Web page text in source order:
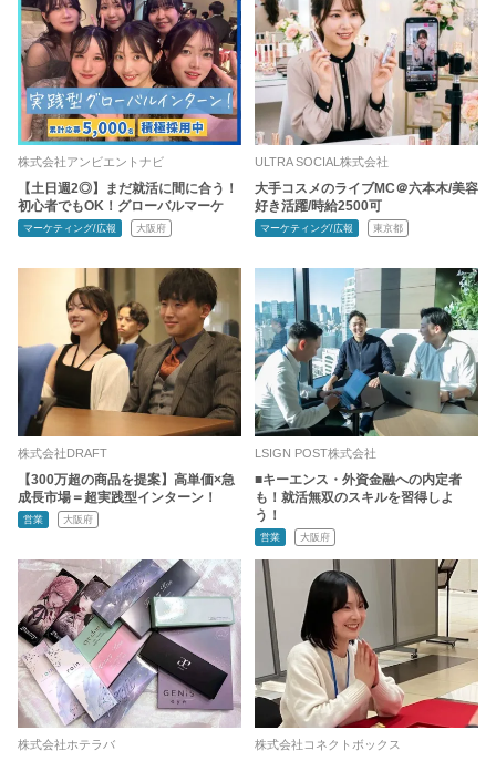
株式会社アンビエントナビ
【土日週2◎】まだ就活に間に合う！
初心者でもOK！グローバルマーケ
マーケティング/広報 大阪府
ULTRA SOCIAL株式会社
大手コスメのライブMC＠六本木/美容
好き活躍/時給2500可
マーケティング/広報 東京都
株式会社DRAFT
【300万超の商品を提案】高単価×急
成長市場＝超実践型インターン！
営業 大阪府
LSIGN POST株式会社
■キーエンス・外資金融への内定者
も！就活無双のスキルを習得しよ
う！
営業 大阪府
株式会社ホテラバ 株式会社コネクトボックス